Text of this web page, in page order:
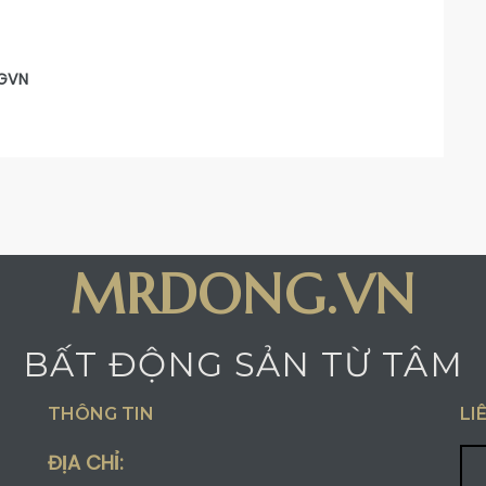
MRDONG.VN
BẤT ĐỘNG SẢN TỪ TÂM
THÔNG TIN
ĐỊA CHỈ: